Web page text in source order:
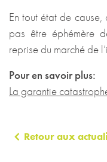
En tout état de
pas être éphémère
reprise du marché de
Pour en savoir plus:
La garantie
Retour aux